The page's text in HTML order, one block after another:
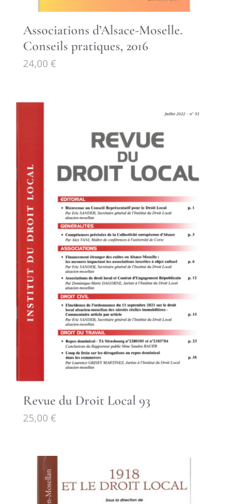
Associations d’Alsace-Moselle.
Conseils pratiques, 2016
24,00 €
Revue du Droit Local 93
25,00 €